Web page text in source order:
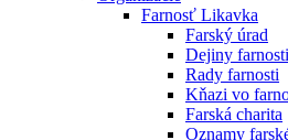
Farnosť Likavka
Farský úrad
Dejiny farnosti
Rady farnosti
Kňazi vo
Farská charita
Oznamy